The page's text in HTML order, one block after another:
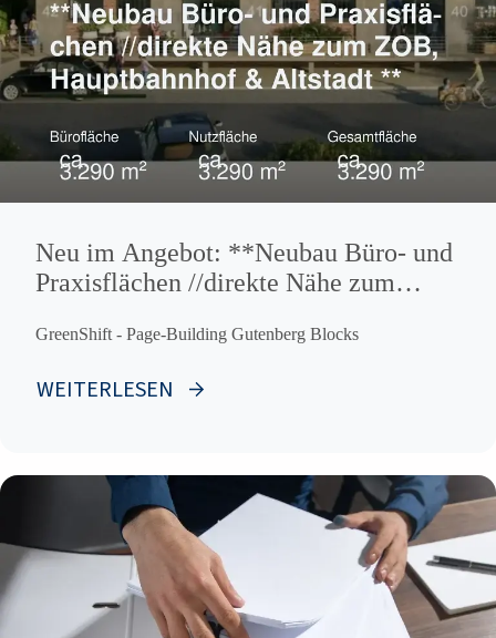
Neu im Angebot: **Neubau Büro- und
Praxisflächen //direkte Nähe zum
GreenShift - Page-Building Gutenberg Blocks
WEITERLESEN